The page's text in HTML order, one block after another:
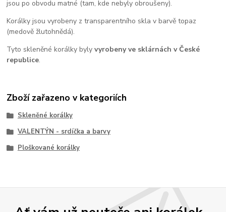
jsou po obvodu matné (tam, kde nebyly obroušeny).
Korálky jsou vyrobeny z transparentního skla v barvě topaz
(medově žlutohnědá).
Tyto skleněné korálky bylyvyrobeny ve sklárnách v České
republice.
Zboží zařazeno v kategoriích
Skleněné korálky
VALENTÝN - srdíčka a barvy
Ploškované korálky